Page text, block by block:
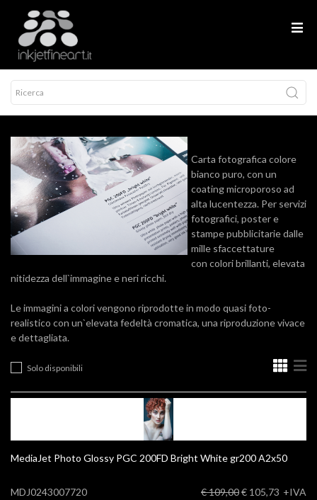
Carta fotografica colore
bianco puro, con un
coating microporoso ad
alta lucentezza. Per servizi
fotografici, poster e
stampe pubblicitarie dalle
mille sfaccettature
con colori brillanti, elevata
nitidezza dell`immagine e neri ricchi.
Le immagini a colori vengono riprodotte in modo quasi foto-
realistico con un`elevata fedeltà cromatica, una riproduzione vivace
e dettagliata.
Solo disponibili
MediaJet Photo Glossy PGC 200FD Bright White gr200 A2x50
MDJ0243007720
€ 109,00€ 105,73 +IVA